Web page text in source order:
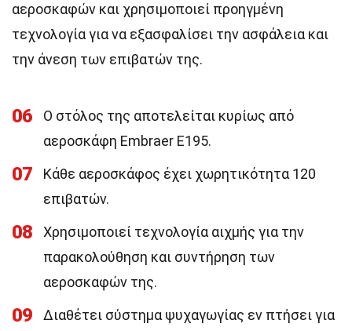
αεροσκαφών και χρησιμοποιεί προηγμένη
τεχνολογία για να εξασφαλίσει την ασφάλεια και
την άνεση των επιβατών της.
06
Ο στόλος της αποτελείται κυρίως από
αεροσκάφη Embraer E195.
07
Κάθε αεροσκάφος έχει χωρητικότητα 120
επιβατών.
08
Χρησιμοποιεί τεχνολογία αιχμής για την
παρακολούθηση και συντήρηση των
αεροσκαφών της.
09
Διαθέτει σύστημα ψυχαγωγίας εν πτήσει για